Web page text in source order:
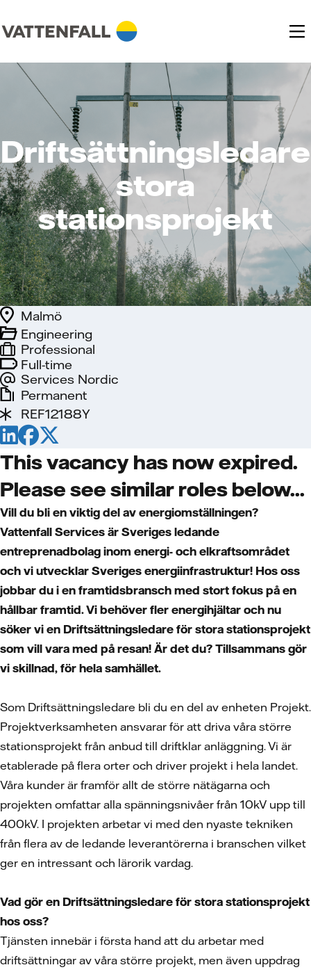
Driftsättningsledare
stora
stationsprojekt
Full-time
Services Nordic
Engineering
Malmö
Professional
Permanent
REF12188Y
This vacancy has now expired.
Please see similar roles below...
Vill du bli en viktig del av energiomställningen?
Vattenfall Services är Sveriges ledande
entreprenadbolag inom energi- och elkraftsområdet
och vi utvecklar Sveriges energiinfrastruktur! Hos oss
jobbar du i en framtidsbransch med stort fokus på en
hållbar framtid. Vi behöver fler energihjältar och nu
söker vi en Driftsättningsledare för stora stationsprojekt
som vill vara med på resan! Är det du? Tillsammans gör
vi skillnad, för hela samhället.
Som Driftsättningsledare bli du en del av enheten Projekt.
Projektverksamheten ansvarar för att driva våra större
stationsprojekt från anbud till driftklar anläggning. Vi är
etablerade på flera orter och driver projekt i hela landet.
Våra kunder är framför allt de större nätägarna och
projekten omfattar alla spänningsnivåer från 10kV upp till
400kV. I projekten arbetar vi med den nyaste tekniken
från flera av de ledande leverantörerna i branschen vilket
ger en intressant och lärorik vardag.
Vad gör en Driftsättningsledare för stora stationsprojekt
hos oss?
Tjänsten innebär i första hand att du arbetar med
driftsättningar av våra större projekt, men även uppdrag